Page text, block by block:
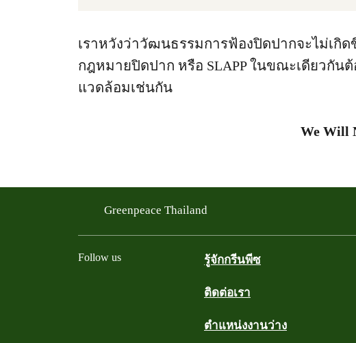
เราหวังว่าวัฒนธรรมการฟ้องปิดปากจะไม่เกิ
กฎหมายปิดปาก หรือ SLAPP ในขณะเดียวกั
แวดล้อมเช่นกัน
We Will
Greenpeace Thailand
Follow us รู้จักกรีนพีซ
ติดต่อเรา
ตำแหน่งงานว่าง